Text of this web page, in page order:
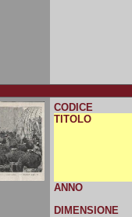
CODICE
TITOLO
ANNO
DIMENSIONE